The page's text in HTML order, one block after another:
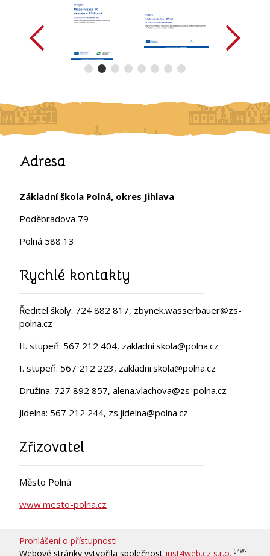
předchozí
Adresa
Základní škola Polná, okres Jihlava
Poděbradova 79
Polná 588 13
Rychlé kontakty
Ředitel školy: 724 882 817, zbynek.wasserbauer@zs-
polna.cz
II. stupeň: 567 212 404, zakladni.skola@polna.cz
I. stupeň: 567 212 223, zakladni.skola@polna.cz
Družina: 727 892 857, alena.vlachova@zs-polna.cz
Jídelna: 567 212 244, zs.jidelna@polna.cz
Zřizovatel
Město Polná
www.mesto-polna.cz
Prohlášení o přístupnosti
Webové stránky vytvořila společnost just4web.cz s.r.o. (J4W-